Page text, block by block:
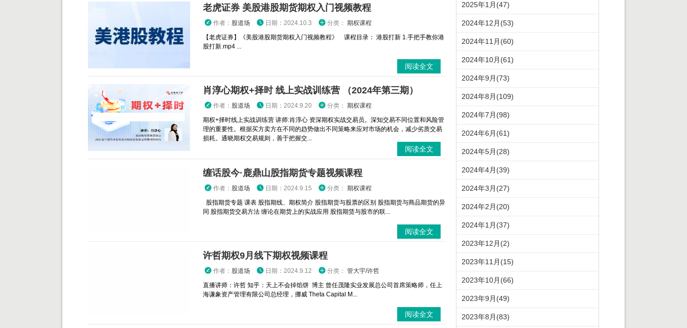
老虎证券 美股港股期货期权入门视频教程
作者： 股道场 日期：2024.10.3 分类： 期权课程
【老虎证券】《美股港股期货期权入门视频教程》 课程目录： 港股打新 1.手把手教你港
股打新.mp4 ...
阅读全文
肖淳心期权+择时 线上实战训练营 （2024年第三期）
作者： 股道场 日期：2024.9.20 分类： 期权课程
期权+择时线上实战训练营 讲师:肖淳心 资深期权实战交易员。深知交易不同位置和风险管
理的重要性。根据买方卖方在不同的趋势做出不同策略来应对市场的机会，减少劣质交易
损耗。通晓期权交易规则，善于把握交...
阅读全文
缠话股今·鹿鼎山股指期货专题视频课程
作者： 股道场 日期：2024.9.15 分类： 期权课程
股指期货专题 课表 股指期线、期权简介 股指期货与股票的区别 股指期货与商品期货的异
同 股指期货交易方法 缠论在期货上的实战应用 股指期赁与股市的联...
阅读全文
许哲期权9月线下期权视频课程
作者： 股道场 日期：2024.9.12 分类： 管大宇/许哲
直播讲师：许哲 知乎：天上不会掉馅饼 博主 曾任茂隆实业发展总公司首席策略师，任上
海谦象资产管理有限公司总经理，挪威 Theta Capital M...
阅读全文
2025年1月(47)
2024年12月(53)
2024年11月(60)
2024年10月(61)
2024年9月(73)
2024年8月(109)
2024年7月(98)
2024年6月(61)
2024年5月(28)
2024年4月(39)
2024年3月(27)
2024年2月(20)
2024年1月(37)
2023年12月(2)
2023年11月(15)
2023年10月(66)
2023年9月(49)
2023年8月(83)